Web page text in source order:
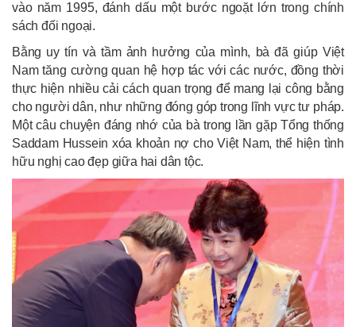
vào năm 1995, đánh dấu một bước ngoặt lớn trong chính
sách đối ngoại.
Bằng uy tín và tầm ảnh hưởng của mình, bà đã giúp Việt
Nam tăng cường quan hệ hợp tác với các nước, đồng thời
thực hiện nhiều cải cách quan trọng để mang lại công bằng
cho người dân, như những đóng góp trong lĩnh vực tư pháp.
Một câu chuyện đáng nhớ của bà trong lần gặp Tổng thống
Saddam Hussein xóa khoản nợ cho Việt Nam, thể hiện tình
hữu nghị cao đẹp giữa hai dân tộc.